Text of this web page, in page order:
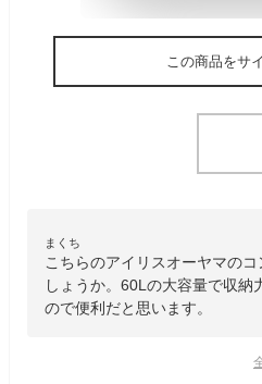
この商品をサ
まくち
こちらのアイリスオーヤマの
しょうか。60Lの大容量で収納
ので便利だと思います。